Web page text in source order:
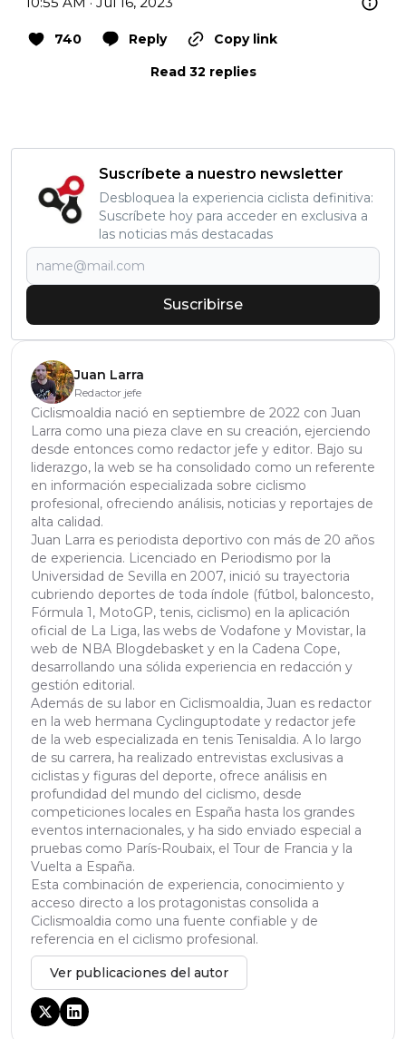
740 Reply
Copy link
Read 32 replies
Suscríbete a nuestro newsletter
Desbloquea la experiencia ciclista definitiva:
Suscríbete hoy para acceder en exclusiva a
las noticias más destacadas
Suscribirse
Juan Larra
Redactor jefe
Ciclismoaldia nació en septiembre de 2022 con Juan
Larra como una pieza clave en su creación, ejerciendo
desde entonces como redactor jefe y editor. Bajo su
liderazgo, la web se ha consolidado como un referente
en información especializada sobre ciclismo
profesional, ofreciendo análisis, noticias y reportajes de
alta calidad.
Juan Larra es periodista deportivo con más de 20 años
de experiencia. Licenciado en Periodismo por la
Universidad de Sevilla en 2007, inició su trayectoria
cubriendo deportes de toda índole (fútbol, baloncesto,
Fórmula 1, MotoGP, tenis, ciclismo) en la aplicación
oficial de La Liga, las webs de Vodafone y Movistar, la
web de NBA Blogdebasket y en la Cadena Cope,
desarrollando una sólida experiencia en redacción y
gestión editorial.
Además de su labor en Ciclismoaldia, Juan es redactor
en la web hermana Cyclinguptodate y redactor jefe
de la web especializada en tenis Tenisaldia. A lo largo
de su carrera, ha realizado entrevistas exclusivas a
ciclistas y figuras del deporte, ofrece análisis en
profundidad del mundo del ciclismo, desde
competiciones locales en España hasta los grandes
eventos internacionales, y ha sido enviado especial a
pruebas como París-Roubaix, el Tour de Francia y la
Vuelta a España.
Esta combinación de experiencia, conocimiento y
acceso directo a los protagonistas consolida a
Ciclismoaldia como una fuente confiable y de
referencia en el ciclismo profesional.
Ver publicaciones del autor